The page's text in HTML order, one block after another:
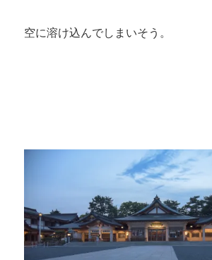
空に溶け込んでしまいそう。